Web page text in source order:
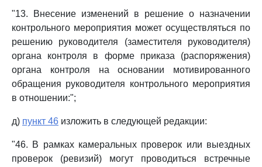
"13. Внесение изменений в решение о назначении
контрольного мероприятия может осуществляться по
решению руководителя (заместителя руководителя)
органа контроля в форме приказа (распоряжения)
органа контроля на основании мотивированного
обращения руководителя контрольного мероприятия
в отношении:";
д) пункт 46 изложить в следующей редакции:
"46. В рамках камеральных проверок или выездных
проверок (ревизий) могут проводиться встречные